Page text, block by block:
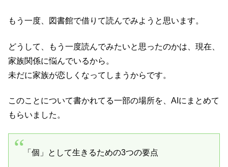
もう一度、図書館で借りて読んでみようと思います。
どうして、もう一度読んでみたいと思ったのかは、現在、
家族関係に悩んでいるから。
未だに家族が恋しくなってしまうからです。
このことについて書かれてる一部の場所を、AIにまとめて
もらいました。
「個」として生きるための3つの要点